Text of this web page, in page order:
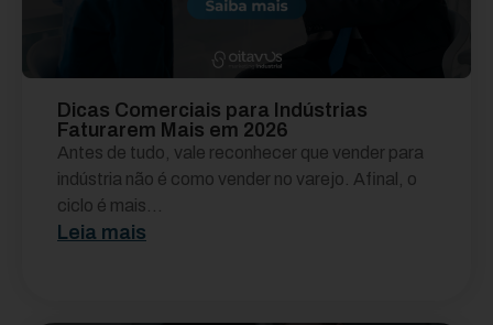
Dicas Comerciais para Indústrias
Faturarem Mais em 2026
Antes de tudo, vale reconhecer que vender para
indústria não é como vender no varejo. Afinal, o
ciclo é mais...
Leia mais